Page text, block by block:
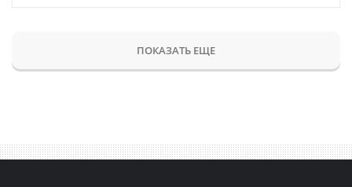
ПОКАЗАТЬ ЕЩЕ